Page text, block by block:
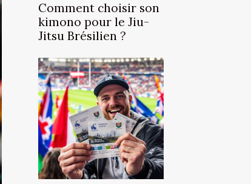
Comment choisir son
kimono pour le Jiu-
Jitsu Brésilien ?